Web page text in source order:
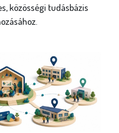
közösségi tudásbázis